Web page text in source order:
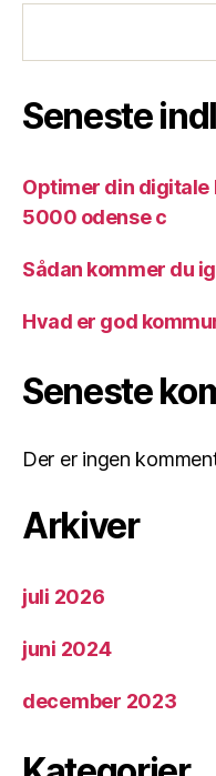
Seneste
Optimer din
5000 odense c
Sådan kommer du
Hvad er god
Seneste
Der er ingen
Arkiver
juli 2026
juni 2024
december 2023